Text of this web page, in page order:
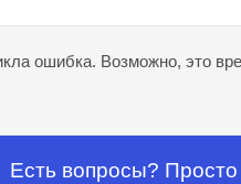
ошибка. Возможно, это
Есть вопросы?